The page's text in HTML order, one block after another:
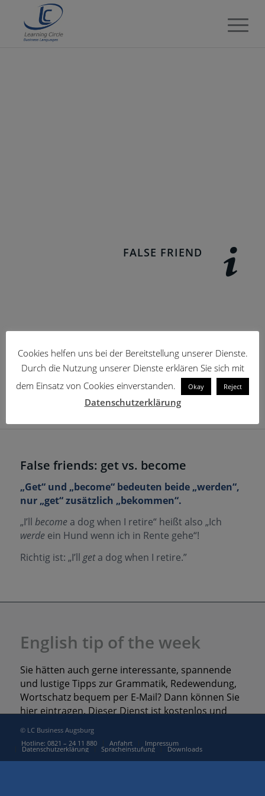
FALSE FRIEND
False friends: get vs. become
„Get“ und „become“ bedeuten beide „werden“,
nur „get“ zusätzlich „bekommen“.
„I’ll becomea dog when I retire“ heißt also „Ich
werdeein Hund wenn ich in Rente gehe“!
Richtig ist: „I’ll geta dog when I retire.”
English tip of the week
Sie hätten auch gerne interessante, spannende
und lustige Tipps zur Grammatik, Redewendung,
Wortschatz bequem per E-Mail? Dann können Sie
hier eintragen. Dieser Dienst ist kostenlos und
E-Mail*
© LC Business Augsburg
Hotline: 0821 – 24 11 880
Anfahrt Impressum
Datenschutzerklärung Spracheinstufung Downloads
Cookies helfen uns bei der Bereitstellung unserer Dienste.
Durch die Nutzung unserer Dienste erklären Sie sich mit
dem Einsatz von Cookies einverstanden.
Okay Reject
Datenschutzerklärung